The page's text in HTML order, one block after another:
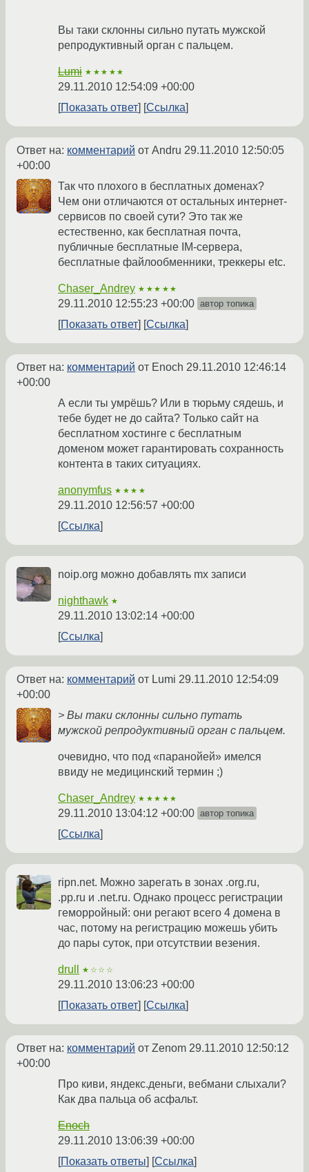
Вы таки склонны сильно путать мужской
репродуктивный орган с пальцем.
Lumi ★★★★★
29.11.2010 12:54:09 +00:00
Показать ответ
Ссылка
Ответ на: комментарий от Andru 29.11.2010 12:50:05
+00:00
Так что плохого в бесплатных доменах?
Чем они отличаются от остальных интернет-
сервисов по своей сути? Это так же
естественно, как бесплатная почта,
публичные бесплатные IM-сервера,
бесплатные файлообменники, треккеры etc.
Chaser_Andrey ★★★★★
29.11.2010 12:55:23 +00:00 автор топика
Показать ответ Ссылка
Ответ на: комментарий от Enoch 29.11.2010 12:46:14
+00:00
А если ты умрёшь? Или в тюрьму сядешь, и
тебе будет не до сайта? Только сайт на
бесплатном хостинге с бесплатным
доменом может гарантировать сохранность
контента в таких ситуациях.
anonymfus ★★★★
29.11.2010 12:56:57 +00:00
Ссылка
noip.org можно добавлять mx записи
nighthawk ★
29.11.2010 13:02:14 +00:00
Ссылка
Ответ на: комментарий от Lumi 29.11.2010 12:54:09
+00:00
> Вы таки склонны сильно путать
мужской репродуктивный орган с пальцем.
очевидно, что под «паранойей» имелся
ввиду не медицинский термин ;)
Chaser_Andrey ★★★★★
29.11.2010 13:04:12 +00:00 автор топика
Ссылка
ripn.net. Можно зарегать в зонах .org.ru,
.pp.ru и .net.ru. Однако процесс регистрации
геморройный: они регают всего 4 домена в
час, потому на регистрацию можешь убить
до пары суток, при отсутствии везения.
drull ★☆☆☆
29.11.2010 13:06:23 +00:00
Показать ответ
Ссылка
Ответ на: комментарий от Zenom 29.11.2010 12:50:12
+00:00
Про киви, яндекс.деньги, вебмани слыхали?
Как два пальца об асфальт.
Enoch
29.11.2010 13:06:39 +00:00
Показать ответы
Ссылка